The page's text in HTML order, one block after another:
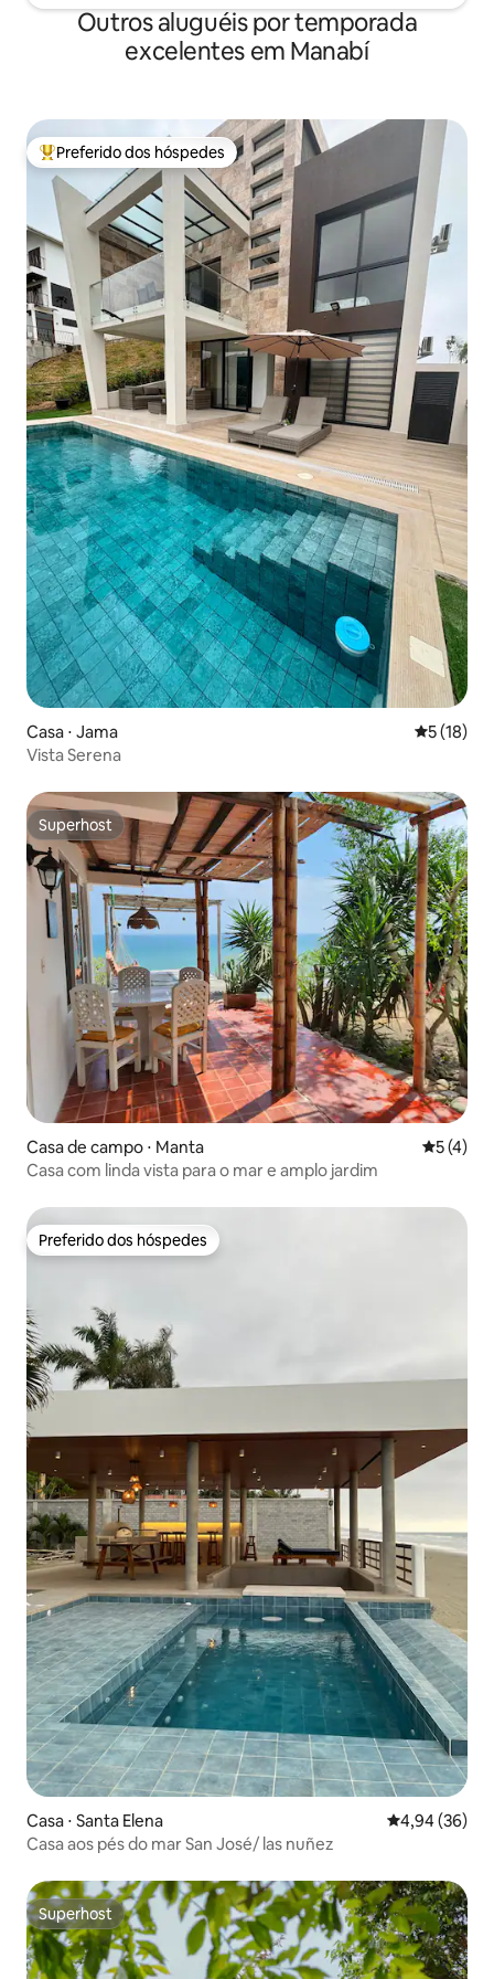
Outros aluguéis por temporada
excelentes em Manabí
Entre os melhores preferidos dos hóspedes
Preferido dos hóspedes
Casa ⋅ Jama 5 de uma
5 (18)
Vista Serena
Superhost
Superhost
Casa de campo ⋅ Manta 5 de
5 (4)
Casa com linda vista para o mar e amplo jardim
Preferido dos hóspedes
Preferido dos hóspedes
Casa ⋅ Santa Elena 4,94 de uma
4,94 (36)
Casa aos pés do mar San José/ las nuñez
Superhost
Superhost